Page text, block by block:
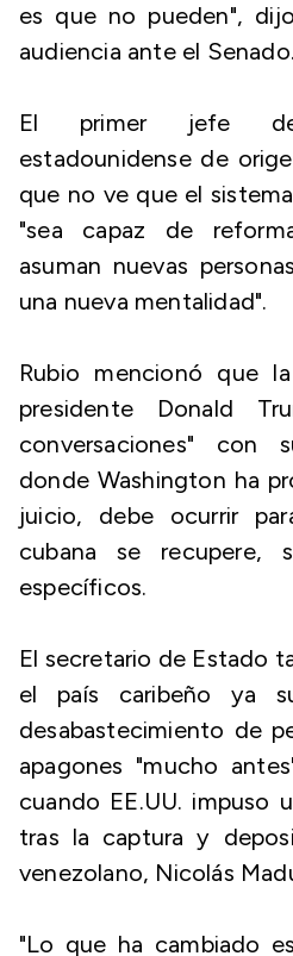
es que no pueden",
audiencia ante el Senado.
El primer jefe
estadounidense de
que no ve que el
"sea capaz de
asuman nuevas
una nueva mentalidad".
Rubio mencionó que
presidente Donald
conversaciones" con
donde Washington ha
juicio, debe ocurrir
cubana se recupere,
específicos.
El secretario de Estado
el país caribeño ya
desabastecimiento de
apagones "mucho
cuando EE.UU. impuso
tras la captura y
venezolano, Nicolás
"Lo que ha cambiado